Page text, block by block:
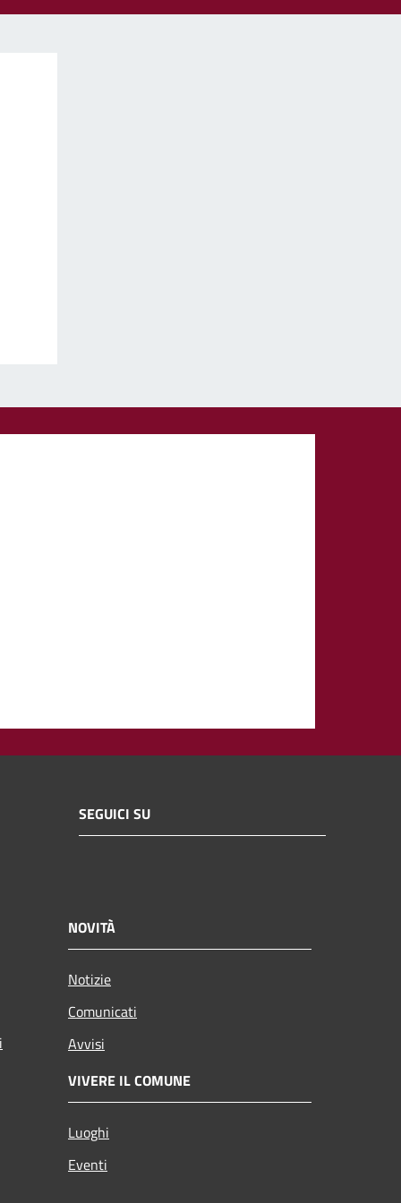
SEGUICI SU
NOVITÀ
Notizie
Comunicati
Avvisi
VIVERE IL COMUNE
Luoghi
Eventi